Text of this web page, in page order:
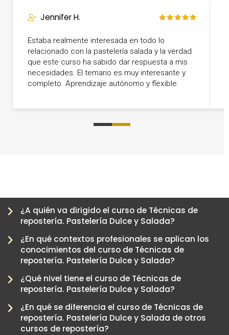
Jennifer H.
Estaba realmente interesada en todo lo
relacionado con la pastelería salada y la verdad
que este curso ha sabido dar respuesta a mis
necesidades. El temario es muy interesante y
completo. Aprendizaje autónomo y flexible.
0 1 2 3
¿A quién va dirigido el curso de Técnicas de
repostería. Pastelería Dulce y Salada?
¿En qué contextos profesionales se aplican los
conocimientos del curso de Técnicas de
repostería. Pastelería Dulce y Salada?
¿Qué nivel tiene el curso de Técnicas de
repostería. Pastelería Dulce y Salada?
¿En qué se diferencia el curso de Técnicas de
repostería. Pastelería Dulce y Salada de otros
cursos de repostería?